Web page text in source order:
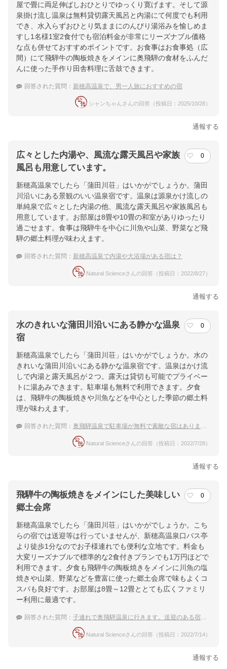
提供：楽天トラベル
楽天トラベルで
ホテル詳細を詳しく見る
屋で畳に両足伸ばしおひとりでゆっくり寛げます。そして源
泉掛け流し温泉は無料貸切露天風呂と内湯にて何度でも利用
でき、水入らずおひとり気ままにのんびり湯浴みを愉しめま
すし1名様1室2食付でも宿泊料金が非常にリーズナブル価格
な点も併せておすすめポイントです。お食事はお食事処（広
間）にて飛騨牛の陶板焼きをメインに奥飛騨の食材をふんだ
んに使った手作り田舎料理に舌鼓できます。
回答された質問： 新穂高温泉で、男一人旅におすすめの宿
シャンちゃんさんの回答（投稿日：2025/10/28）
通報する
広々とした内湯や、風流な露天風呂や家族
風呂も用意しています。
0
新穂高温泉でしたら「蒲田川荘」はいかがでしょうか。蒲田
川沿いにある景観のいい温泉宿です。温泉は源泉かけ流しの
単純泉で広々とした内湯の他、風流な露天風呂や家族風呂も
用意しています。お部屋は8畳や10畳の和室がありゆったり
過ごせます。食事は飛騨牛を中心に川魚や山菜、野菜など飛
騨の郷土料理が味わえます。
回答された質問： 新穂高温泉で内湯や大浴場がある宿は？
Natural Scienceさんの回答（投稿日：2022/8/27）
通報する
水のきれいな蒲田川沿いにある静かな温泉
宿
0
新穂高温泉でしたら「蒲田川荘」はいかがでしょうか。水の
きれいな蒲田川沿いにある静かな温泉宿です。温泉はかけ流
しで内湯と露天風呂が２つ。露天は貸切も可能でプライベー
トに湯あみできます。駐車場も無料で利用できます。夕食
は、飛騨牛の陶板焼きや川魚などを中心とした季節の郷土料
理が味わえます。
回答された質問： 奥飛騨温泉で駐車場が無料で素敵な宿はありますか？
Natural Scienceさんの回答（投稿日：2022/7/28）
通報する
飛騨牛の陶板焼きをメインにした美味しい
郷土会席
0
新穂高温泉でしたら「蒲田川荘」はいかがでしょうか。こち
らの宿では送迎等は行っていませんが、新穂高温泉口バス亭
より徒歩1分なのでお子様連れでも便利な立地です。料金も
大変リーズナブルで標準的な2食付きプランでも1万円ほどで
利用できます。夕食も飛騨牛の陶板焼きをメインに川魚の塩
焼きや山菜、野菜などを豊富に使った郷土会席で味もよくコ
スパも良好です。お部屋は8畳～12畳ととても広くファミリ
ー利用に最適です。
回答された質問： 子連れで奥飛騨温泉に行きます。送迎のある宿のおすすめは？
Natural Scienceさんの回答（投稿日：2022/7/14）
通報する